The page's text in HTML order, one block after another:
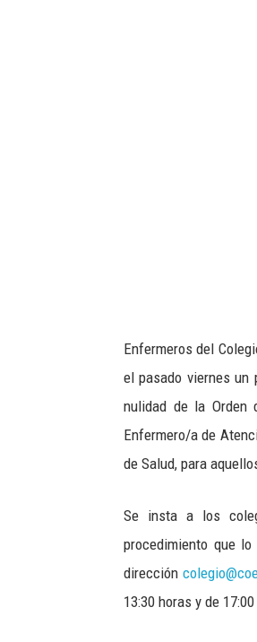
Enfermeros del
el pasado viernes un
nulidad de la Orden
Enfermero/a de
de Salud, para
Se insta a los
procedimiento que
dirección
13:30 horas y de